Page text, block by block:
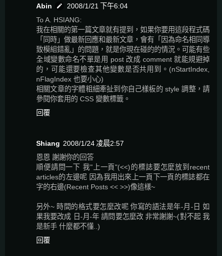
Abin
2008/1/21 下午6:04
To A. HSIANG:
我在相關的第一篇文章就有提到，如果你要用這段程式碼
「同時」做最新回應和最新文章，會有「因為命名相同導
致模組錯亂」的問題，就是你現在碰的的情況。可能有些
全域變數命名不單是用 post 改成 comment 就能規避掉
的，可能還要檢查其他變數是否共用到。(nStartIndex,
nFlagIndex 也要小心)
相關文章的字體粗細牽扯到你自己樣板的 style 調整，請
參閱你套用的 CSS 變數標籤。
回覆
Shiang 2008/1/24 凌晨2:57
恩恩 謝謝你的回答
順便請問一下 我"上一頁"(<<)的標誌要怎麼放到recent
articles的左邊呢 因為我用出來上一頁下一頁的標誌都在
字的右邊(Recent Posts << >>)像這樣~
另外~ 時間的格式要怎麼改呢 你寫的語法是年-月-日 如
果我要改成 日-月-年 請問要怎麼改 非常謝謝~(對不起 我
是新手 什麼都不懂..)
回覆